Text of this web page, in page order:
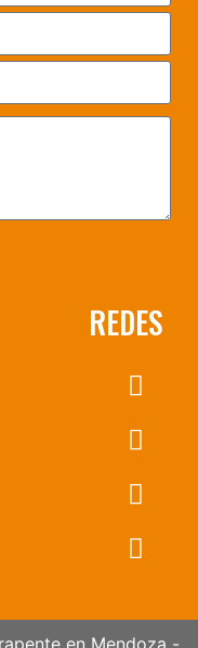
REDES
en Mendoza -